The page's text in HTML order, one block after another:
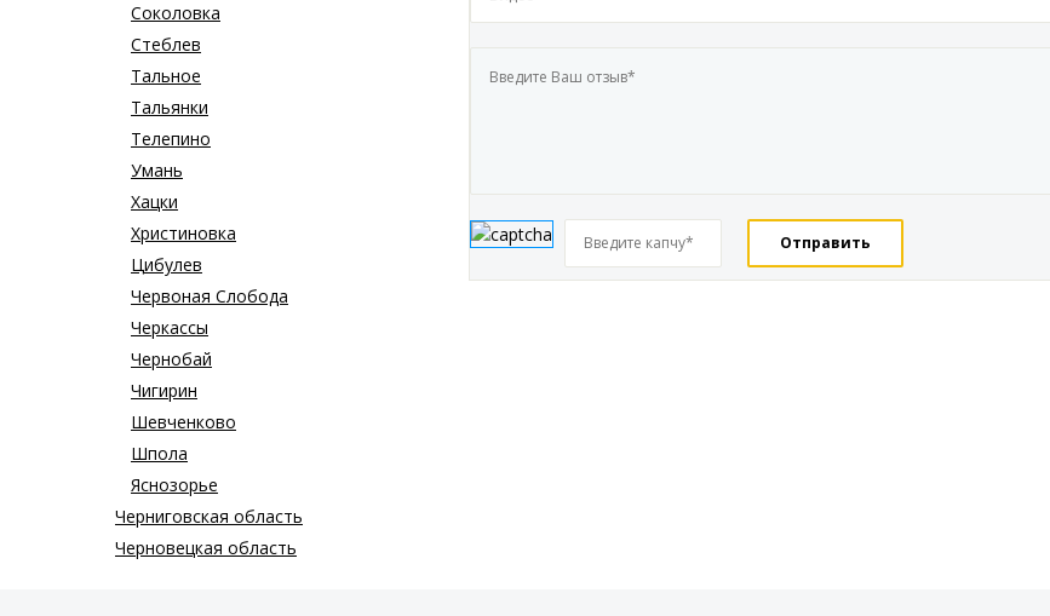
Соколовка
Стеблев
Тальное
Тальянки
Телепино
Умань
Хацки
Христиновка
Цибулев
Червоная Слобода
Черкассы
Чернобай
Чигирин
Шевченково
Шпола
Яснозорье
Черниговская область
Черновецкая область